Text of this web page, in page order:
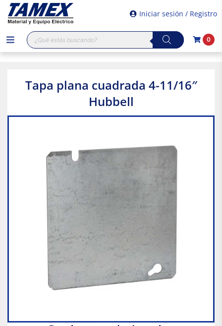
Iniciar sesión / Registro
Búsqueda
de
productos
0
Tapa plana cuadrada 4-11/16″
Hubbell